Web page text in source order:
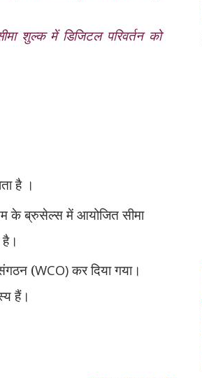
शुल्क में डिजिटल परिवर्तन को
है ।
के ब्रुसेल्स में आयोजित सीमा
(WCO)कर दिया गया।
हैं।